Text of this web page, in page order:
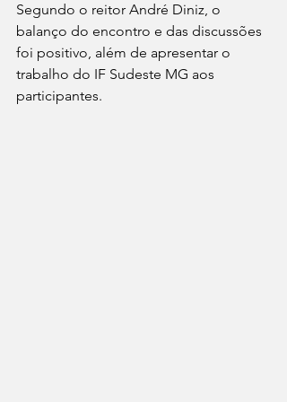
Segundo o reitor André Diniz, o
balanço do encontro e das discussões
foi positivo, além de apresentar o
trabalho do IF Sudeste MG aos
participantes.